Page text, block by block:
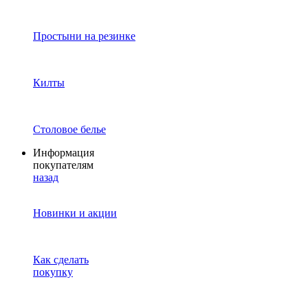
Простыни на резинке
Килты
Столовое белье
Информация
покупателям
назад
Новинки и акции
Как сделать
покупку